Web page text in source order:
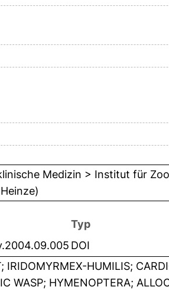
Medizin > Institut für
Typ
DOI
IRIDOMYRMEX-HUMILIS;
WASP; HYMENOPTERA;